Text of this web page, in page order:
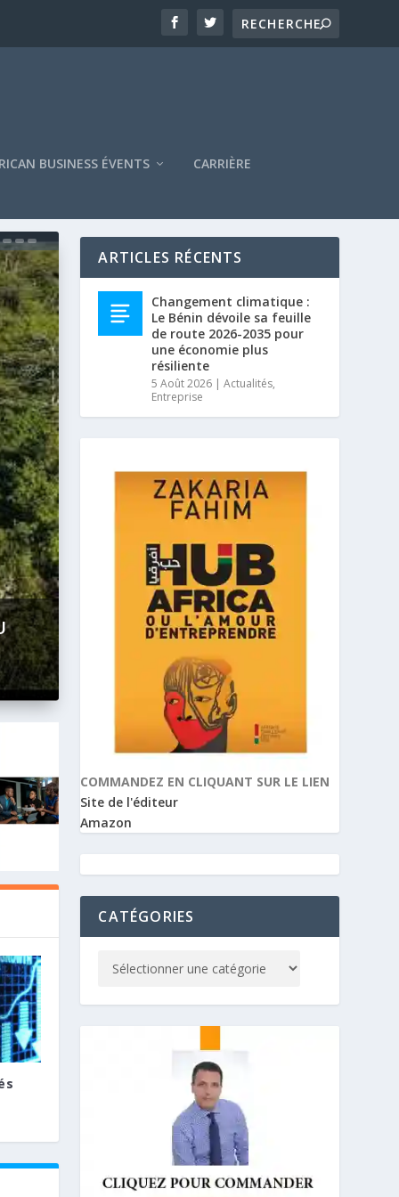
BUSINESS ÉVENTS CARRIÈRE
ARTICLES RÉCENTS
Changement climatique :
Le Bénin dévoile sa feuille
de route 2026-2035 pour
une économie plus
résiliente
5 Août 2026 |Actualités,
Entreprise
COMMANDEZ EN CLIQUANT SUR LE LIEN
Site de l'éditeur
Amazon
CATÉGORIES